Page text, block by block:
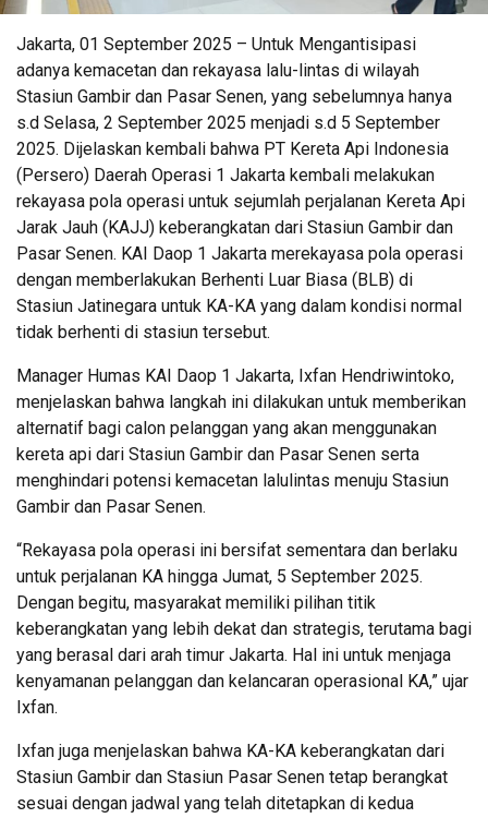
Jakarta, 01 September 2025 – Untuk Mengantisipasi
adanya kemacetan dan rekayasa lalu-lintas di wilayah
Stasiun Gambir dan Pasar Senen, yang sebelumnya hanya
s.d Selasa, 2 September 2025 menjadi s.d 5 September
2025. Dijelaskan kembali bahwa PT Kereta Api Indonesia
(Persero) Daerah Operasi 1 Jakarta kembali melakukan
rekayasa pola operasi untuk sejumlah perjalanan Kereta Api
Jarak Jauh (KAJJ) keberangkatan dari Stasiun Gambir dan
Pasar Senen. KAI Daop 1 Jakarta merekayasa pola operasi
dengan memberlakukan Berhenti Luar Biasa (BLB) di
Stasiun Jatinegara untuk KA-KA yang dalam kondisi normal
tidak berhenti di stasiun tersebut.
Manager Humas KAI Daop 1 Jakarta, Ixfan Hendriwintoko,
menjelaskan bahwa langkah ini dilakukan untuk memberikan
alternatif bagi calon pelanggan yang akan menggunakan
kereta api dari Stasiun Gambir dan Pasar Senen serta
menghindari potensi kemacetan lalulintas menuju Stasiun
Gambir dan Pasar Senen.
“Rekayasa pola operasi ini bersifat sementara dan berlaku
untuk perjalanan KA hingga Jumat, 5 September 2025.
Dengan begitu, masyarakat memiliki pilihan titik
keberangkatan yang lebih dekat dan strategis, terutama bagi
yang berasal dari arah timur Jakarta. Hal ini untuk menjaga
kenyamanan pelanggan dan kelancaran operasional KA,” ujar
Ixfan.
Ixfan juga menjelaskan bahwa KA-KA keberangkatan dari
Stasiun Gambir dan Stasiun Pasar Senen tetap berangkat
sesuai dengan jadwal yang telah ditetapkan di kedua